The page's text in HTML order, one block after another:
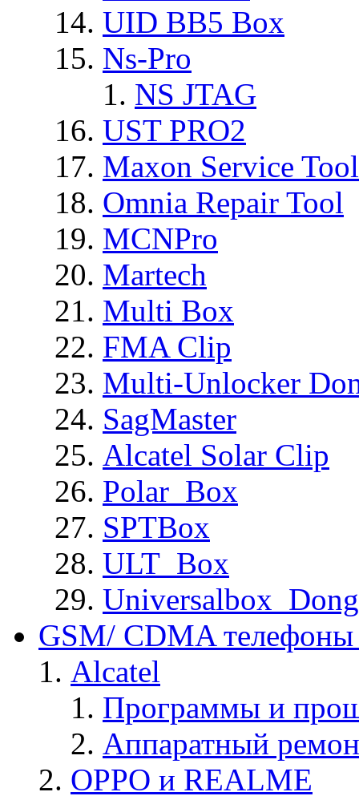
UID BB5 Box
Ns-Pro
NS JTAG
UST PRO2
Maxon Service
Omnia Repair Tool
MCNPro
Martech
Multi Box
FMA Clip
Multi-Unlocker
SagMaster
Alcatel Solar Clip
Polar_Box
SPTBox
ULT_Box
GSM/ CDMA
Alcatel
Программы и
Аппаратный
OPPO и REALME